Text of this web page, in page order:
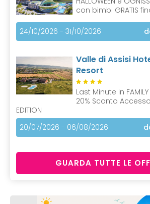
con bimbi GRATIS
24/10/2026 - 31/10/2026
Valle di Assisi
Resort
Last Minute in
20% Sconto Accesso
EDITION
20/07/2026 - 06/08/2026
GUARDA TUTTE LE